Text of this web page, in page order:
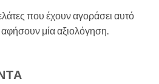
που έχουν αγοράσει αυτό
μία αξιολόγηση.